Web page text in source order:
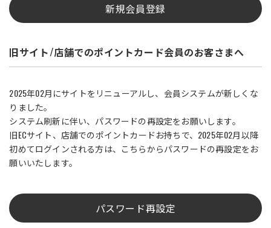
新規会員登録
旧サイト/店舗でのポイントカード会員のお客さまへ
2025年02月にサイトをリニューアルし、会員システムが新しくな
りました。
システム刷新に伴い、パスワードの再設定をお願いします。
旧ECサイト、店舗でのポイントカードお持ちで、2025年02月以降
初めてログインされる方は、こちらからパスワードの再設定をお
願いいたします。
パスワード再設定